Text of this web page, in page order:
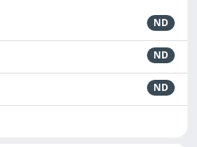
ND
ND
ND